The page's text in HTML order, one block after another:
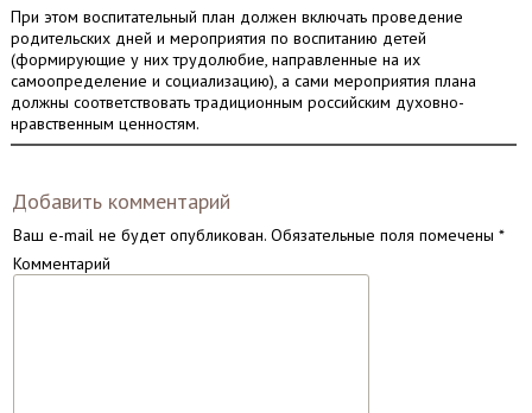
При этом воспитательный план должен включать проведение
родительских дней и мероприятия по воспитанию детей
(формирующие у них трудолюбие, направленные на их
самоопределение и социализацию), а сами мероприятия плана
должны соответствовать традиционным российским духовно-
нравственным ценностям.
Добавить комментарий
Ваш e-mail не будет опубликован.Обязательные поля помечены *
Комментарий